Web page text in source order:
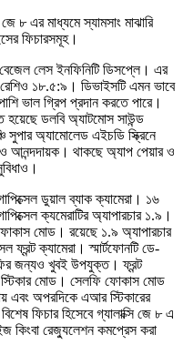
৮ এর মাধ্যমে স্যামসাং মাঝারি
ফিচারসমূহ।
বেজেল লেস ইনফিনিটি ডিসপ্লে। এর
১৮.৫:৯। ডিভাইসটি এমন ভাবে
ভাল গ্রিপ প্রদান করতে পারে।
ডলবি অ্যাটমোস সাউন্ড
সুপার অ্যামোলেড এইচডি স্ক্রিনে
আনন্দদায়ক। থাকছে অ্যাপ পেয়ার ও
ডুয়াল ব্যাক ক্যামেরা। ১৬
ক্যমেরাটির অ্যাপারচার ১.৯।
মোড। রয়েছে ১.৯ অ্যাপারচার
ফ্রন্ট ক্যামেরা। স্মার্টফোনটি ডে-
জন্যও খুবই উপযুক্ত। ফ্রন্ট
মোড। সেলফি ফোকাস মোড
এবং অপরদিকে এআর স্টিকারের
ফিচার হিসেবে গ্যালাক্সি জে ৮ এ
কিংবা রেজ্যুলেশন কমপ্রেস করা